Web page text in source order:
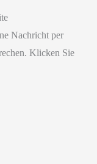
Nachricht per
Klicken Sie